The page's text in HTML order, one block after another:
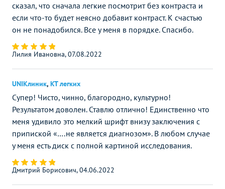
сказал, что сначала легкие посмотрит без контраста и
если что-то будет неясно добавит контраст. К счастью
он не понадобился. Все у меня в порядке. Спасибо.
Лилия Ивановна, 07.08.2022
UNIКлиник, КТ легких
Супер! Чисто, чинно, благородно, культурно!
Результатом доволен. Ставлю отлично! Единственно что
меня удивило это мелкий шрифт внизу заключения с
припиской «….не является диагнозом». В любом случае
у меня есть диск с полной картиной исследования.
Дмитрий Борисович, 04.06.2022